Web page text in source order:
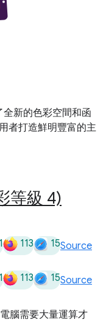
新的色彩空間和函
者打造鮮明豐富的主
等級 4)
113 15Source
113 15Source
腦需要大量運算才